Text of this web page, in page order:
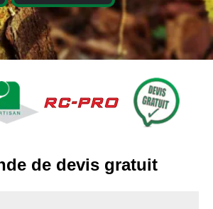
de devis gratuit